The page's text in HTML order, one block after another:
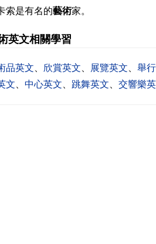
索是有名的藝術家。
英文相關學習
品英文 欣賞英文 展覽英文 舉
文
中心英文 跳舞英文 交響樂